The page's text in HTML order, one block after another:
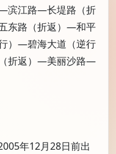
滨江路—长堤路（折
东路（折返）—和平
）—碧海大道（逆行
折返）—美丽沙路—
年12月28日前出